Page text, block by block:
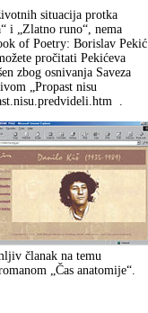
situacija protka
i „Zlatno runo“, nema
of Poetry: Borislav Pekić
pročitati Pekićeva
zbog osnivanja Saveza
„Propast nisu
članak na temu
„Čas anatomije“.